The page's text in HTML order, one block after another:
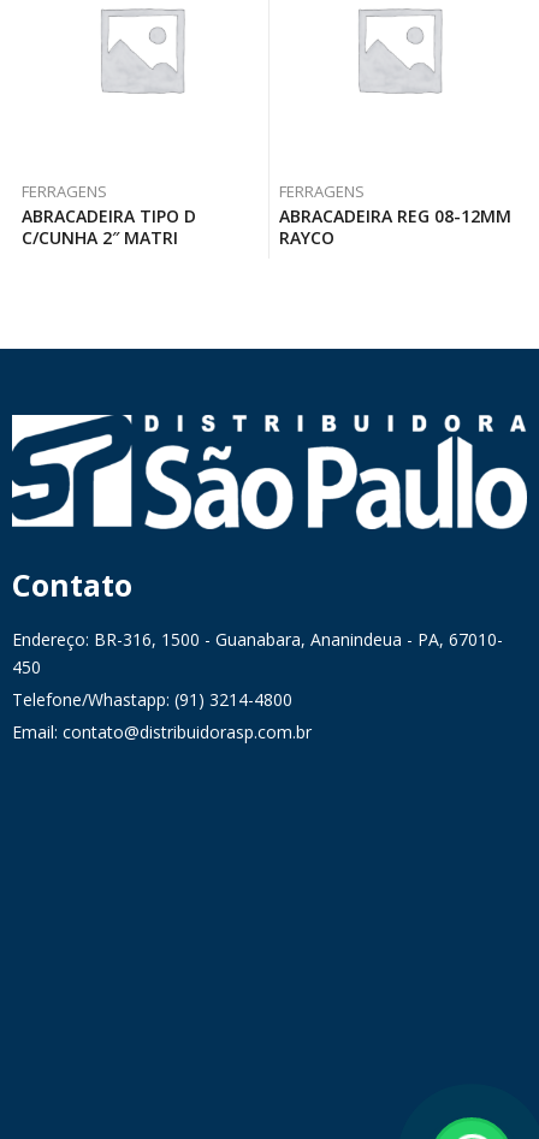
FERRAGENS
ABRACADEIRA TIPO D
C/CUNHA 2″ MATRI
FERRAGENS
ABRACADEIRA REG 08-12MM
RAYCO
Contato
Endereço: BR-316, 1500 - Guanabara, Ananindeua - PA, 67010-
450
Telefone/Whastapp: (91) 3214-4800
Email: contato@distribuidorasp.com.br